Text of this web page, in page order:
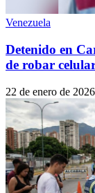
Venezuela
Detenido en
de robar
22 de enero de 2026